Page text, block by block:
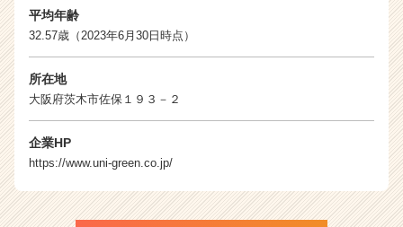
平均年齢
32.57歳（2023年6月30日時点）
所在地
大阪府茨木市佐保１９３－２
企業HP
https://www.uni-green.co.jp/